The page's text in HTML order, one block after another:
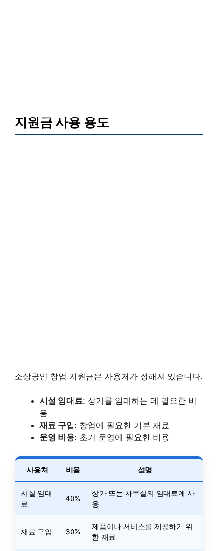
지원금 사용 용도
소상공인 창업 지원금은 사용처가 정해져 있습니다.
시설 임대료: 상가를 임대하는 데 필요한 비
용
재료 구입: 창업에 필요한 기본 재료
운영 비용: 초기 운영에 필요한 비용
사용처 비율 설명
시설 임대
료
40%
상가 또는 사무실의 임대료에 사
용
재료 구입 30%
제품이나 서비스를 제공하기 위
한 재료